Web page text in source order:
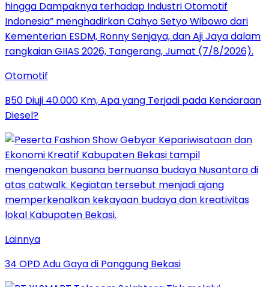
Otomotif
B50 Diuji 40.000 Km, Apa yang Terjadi pada Kendaraan
Diesel?
Lainnya
34 OPD Adu Gaya di Panggung Bekasi